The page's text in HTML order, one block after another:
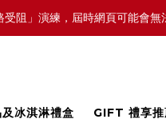
阻」演練，屆時網頁可能會
冰淇淋禮盒 GIFT 禮享推